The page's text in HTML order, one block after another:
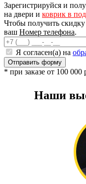
Зарегистрируйся и
на двери и коврик в
Чтобы получить скидку
ваш Номер телефона.
Я согласен(а) на
* при заказе от 100 000
Наши